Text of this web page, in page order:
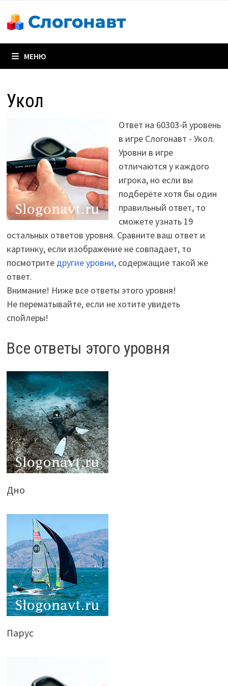
содержимому
МЕНЮ
Укол
Ответ на 60303-й уровень
в игре Слогонавт - Укол.
Уровни в игре
отличаются у каждого
игрока, но если вы
подберёте хотя бы один
правильный ответ, то
сможете узнать 19
остальных ответов уровня. Сравните ваш ответ и
картинку, если изображение не совпадает, то
посмотрите другие уровни, содержащие такой же
ответ.
Внимание! Ниже все ответы этого уровня!
Не перематывайте, если не хотите увидеть
спойлеры!
Все ответы этого уровня
Дно
Парус